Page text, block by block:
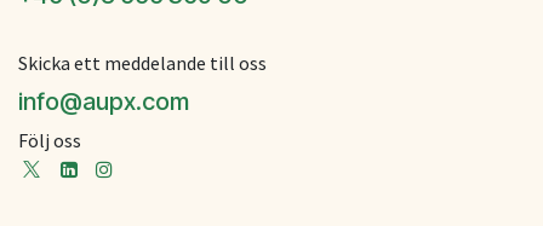
Skicka ett meddelande till oss
info@aupx.com
Följ oss